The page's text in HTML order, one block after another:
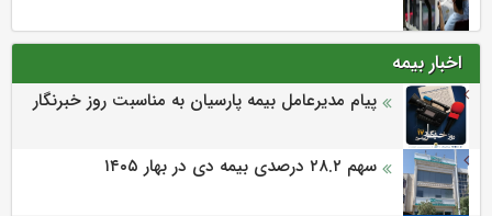
اخبار بیمه
پیام مدیرعامل بیمه پارسیان به مناسبت روز خبرنگار
سهم ۲۸.۲ درصدی بیمه دی در بهار ۱۴۰۵